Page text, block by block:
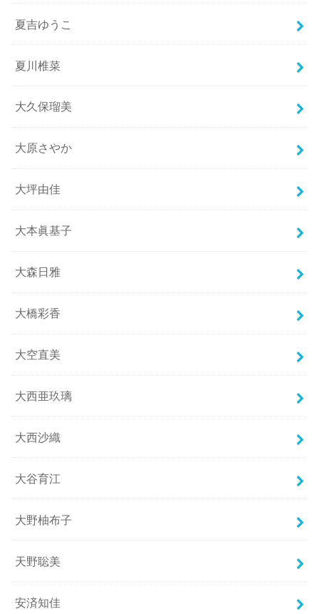
夏吉ゆうこ
夏川椎菜
大久保瑠美
大原さやか
大坪由佳
大本眞基子
大森日雅
大橋彩香
大空直美
大西亜玖璃
大西沙織
大谷育江
大野柚布子
天野聡美
安済知佳